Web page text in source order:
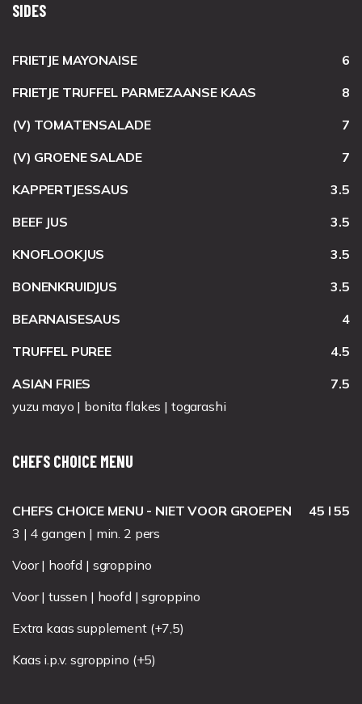
SIDES
FRIETJE MAYONAISE
6
FRIETJE TRUFFEL PARMEZAANSE KAAS
8
(V) TOMATENSALADE
7
(V) GROENE SALADE
7
KAPPERTJESSAUS
3.5
BEEF JUS
3.5
KNOFLOOKJUS
3.5
BONENKRUIDJUS
3.5
BEARNAISESAUS
4
TRUFFEL PUREE
4.5
ASIAN FRIES
7.5
yuzu mayo | bonita flakes | togarashi
CHEFS CHOICE MENU
CHEFS CHOICE MENU - NIET VOOR GROEPEN
45 I 55
3 | 4 gangen | min. 2 pers
Voor | hoofd | sgroppino
Voor | tussen | hoofd | sgroppino
Extra kaas supplement (+7,5)
Kaas i.p.v. sgroppino (+5)